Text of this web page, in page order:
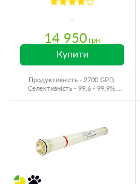
14 950 грн
Купити
Продуктивність - 2700 GPD,
Селективність - 99,6 - 99,9%,